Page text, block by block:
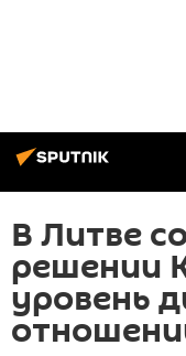
В Литве
решении
уровень